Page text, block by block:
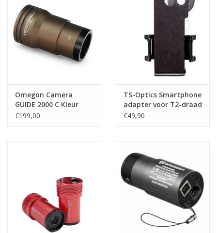
Omegon Camera
GUIDE 2000 C Kleur
€199,00
TS-Optics Smartphone
adapter voor T2-draad
€49,90